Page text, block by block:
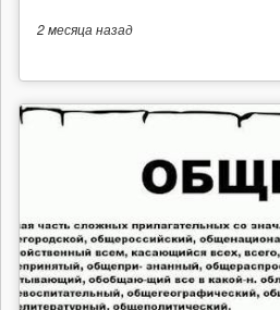
2 месяца назад